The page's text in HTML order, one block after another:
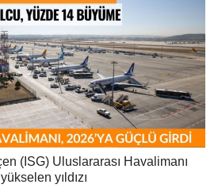
(ISG) Uluslararası Havalimanı
yıldızı